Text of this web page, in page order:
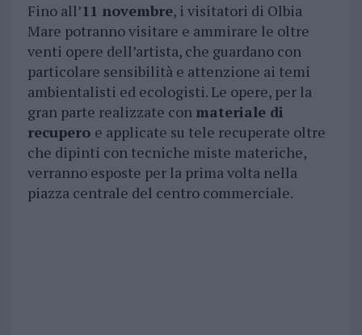
Fino all’11 novembre, i visitatori di Olbia
Mare potranno visitare e ammirare le oltre
venti opere dell’artista, che guardano con
particolare sensibilità e attenzione ai temi
ambientalisti ed ecologisti. Le opere, per la
gran parte realizzate con materiale di
recupero e applicate su tele recuperate oltre
che dipinti con tecniche miste materiche,
verranno esposte per la prima volta nella
piazza centrale del centro commerciale.